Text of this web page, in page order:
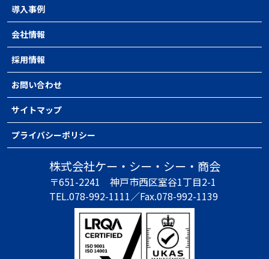
導入事例
会社情報
採用情報
お問い合わせ
サイトマップ
プライバシーポリシー
株式会社ケー・シー・シー・商会
〒651-2241 神戸市西区室谷1丁目2-1
TEL.078-992-1111／Fax.078-992-1139